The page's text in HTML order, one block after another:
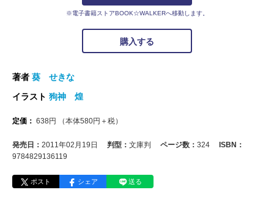
※電子書籍ストアBOOK☆WALKERへ移動します。
購入する
著者 葵 せきな
イラスト 狗神 煌
定価： 638円 （本体580円＋税）
発売日： 2011年02月19日 判型： 文庫判 ページ数： 324
ISBN：
9784829136119
ポスト シェア 送る